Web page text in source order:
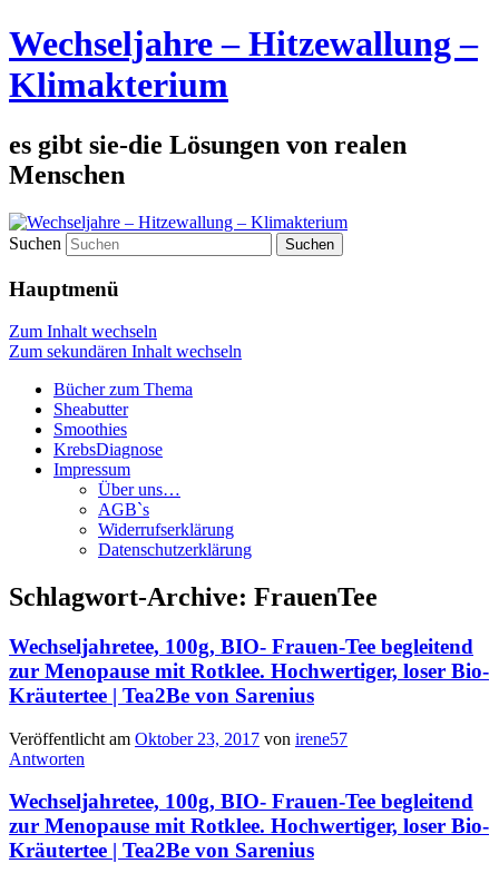
Wechseljahre – Hitzewallung –
Klimakterium
es gibt sie-die Lösungen von realen
Menschen
Suchen
Hauptmenü
Zum Inhalt wechseln
Zum sekundären Inhalt wechseln
Bücher zum Thema
Sheabutter
Smoothies
KrebsDiagnose
Impressum
Über uns…
AGB`s
Widerrufserklärung
Datenschutzerklärung
Schlagwort-Archive: FrauenTee
Wechseljahretee, 100g, BIO- Frauen-Tee begleitend
zur Menopause mit Rotklee. Hochwertiger, loser Bio-
Kräutertee | Tea2Be von Sarenius
Veröffentlicht am Oktober 23, 2017 von irene57
Antworten
Wechseljahretee, 100g, BIO- Frauen-Tee begleitend
zur Menopause mit Rotklee. Hochwertiger, loser Bio-
Kräutertee | Tea2Be von Sarenius